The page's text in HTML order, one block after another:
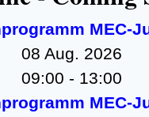
MEC-
08 Aug. 2026
09:00 - 13:00
MEC-